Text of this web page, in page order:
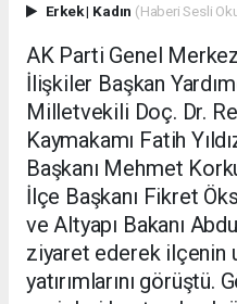
Erkek| Kadın (Haberi Sesli
AK Parti Genel
İlişkiler Başkan
Milletvekili Doç. Dr.
Kaymakamı Fatih
Başkanı Mehmet
İlçe Başkanı Fikret
ve Altyapı Bakanı
ziyaret ederek ilçenin
yatırımlarını görüştü.